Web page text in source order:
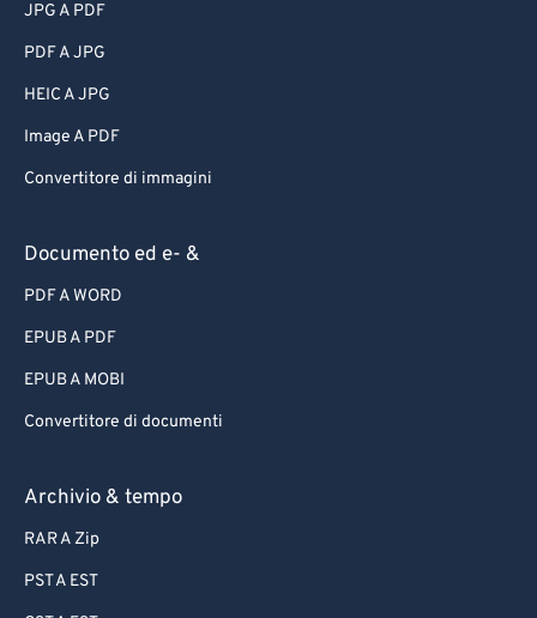
JPG A PDF
PDF A JPG
HEIC A JPG
Image A PDF
Convertitore di immagini
Documento ed e- &
PDF A WORD
EPUB A PDF
EPUB A MOBI
Convertitore di documenti
Archivio & tempo
RAR A Zip
PST A EST